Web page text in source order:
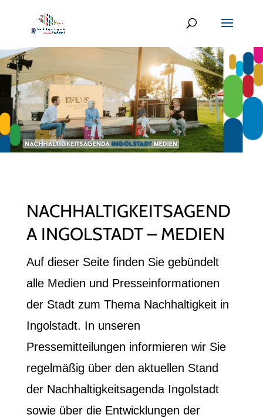
NACHHALTIGKEITSAGEND
A INGOLSTADT – MEDIEN
Auf dieser Seite finden Sie gebündelt
alle Medien und Presseinformationen
der Stadt zum Thema Nachhaltigkeit in
Ingolstadt. In unseren
Pressemitteilungen informieren wir Sie
regelmäßig über den aktuellen Stand
der Nachhaltigkeitsagenda Ingolstadt
sowie über die Entwicklungen der